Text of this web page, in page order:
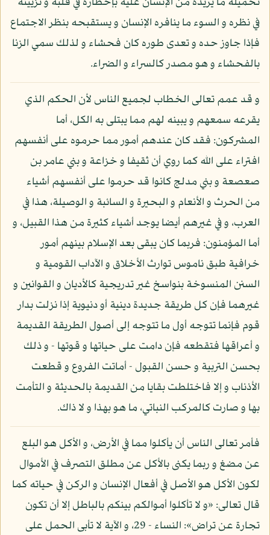
في نظره و السوء ما ينافره الإنسان و يستقبحه بنظر الاجتماع
فإذا جاوز حده و تعدى طوره كان فحشاء و لذلك سمي الزنا
بالفحشاء و هو مصدر كالسراء و الضراء.
و قد عمم تعالى الخطاب لجميع الناس لأن الحكم الذي
يقرعه سمعهم و يبينه لهم مما يبتلى به الكل، أما
المشركون: فقد كان عندهم أمور مما حرموه على أنفسهم
افتراء على الله كما روي أن ثقيفا و خزاعة و بني عامر بن
صعصعة و بني مدلج كانوا قد حرموا على أنفسهم أشياء
من الحرث و الأنعام و البحيرة و السائبة و الوصيلة، هذا في
العرب، و في غيرهم أيضا يوجد أشياء كثيرة من هذا القبيل، و
أما المؤمنون: فربما كان يبقى بعد الإسلام بينهم أمور
خرافية طبق ناموس توارث الأخلاق و الآداب القومية و
السنن المنسوخة بنواسخ غير تدريجية كالأديان و القوانين و
غيرهما فإن كل طريقة جديدة دينية أو دنيوية إذا نزلت بدار
قوم فإنما تتوجه أول ما تتوجه إلى أصول الطريقة القديمة
و أعراقها فتقطعه فإن دامت على حياتها و قوتها - و ذلك
بحسن التربية و حسن القبول - أماتت الفروع و قطعت
الأذناب و إلا فاختلطت بقايا من القديمة بالحديثة و التأمت
بها و صارت كالمركب النباتي، ما هو بهذا و لا ذاك.
فأمر تعالى الناس أن يأكلوا مما في الأرض، و الأكل هو البلع
عن مضغ و ربما يكنى بالأكل عن مطلق التصرف في الأموال
لكون الأكل هو الأصل في أفعال الإنسان و الركن في حياته كما
قال تعالى: «و لا تأكلوا أموالكم بينكم بالباطل إلا أن تكون
تجارة عن تراض»: النساء - 29، و الآية لا تأبى الحمل على